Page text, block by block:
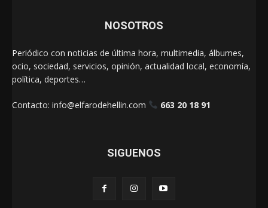
NOSOTROS
Periódico con noticias de última hora, multimedia, álbumes,
ocio, sociedad, servicios, opinión, actualidad local, economía,
política, deportes…
Contacto: info@elfarodehellin.com 663 20 18 91
SIGUENOS